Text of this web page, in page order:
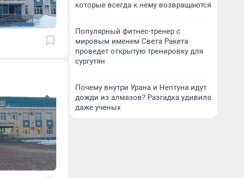
которые всегда к нему возвращаются
Популярный фитнес-тренер с
мировым именем Света Ракета
проведет открытую тренировку для
сургутян
Почему внутри Урана и Нептуна идут
дожди из алмазов? Разгадка удивила
даже ученых